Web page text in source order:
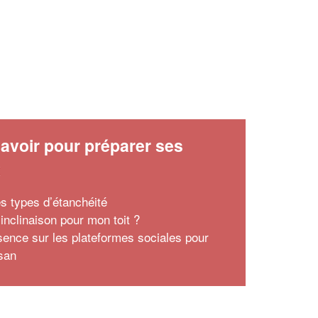
pour préparer ses
types d’étanchéité
pour mon toit ?
sur les plateformes sociales pour